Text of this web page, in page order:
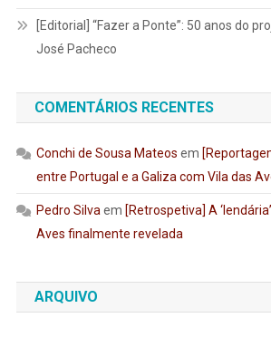
[Editorial] “Fazer a Ponte”: 50 anos do
José Pacheco
COMENTÁRIOS RECENTES
Conchi de Sousa Mateos em
entre Portugal e a Galiza com Vila das
Pedro Silva em [Retrospetiva] A
Aves finalmente revelada
ARQUIVO